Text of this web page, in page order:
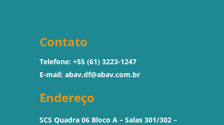
Contato
Telefone: +55 (61) 3223-1247
E-mail: abav.df@abav.com.br
Endereço
SCS Quadra 06 Bloco A – Salas 301/302 –